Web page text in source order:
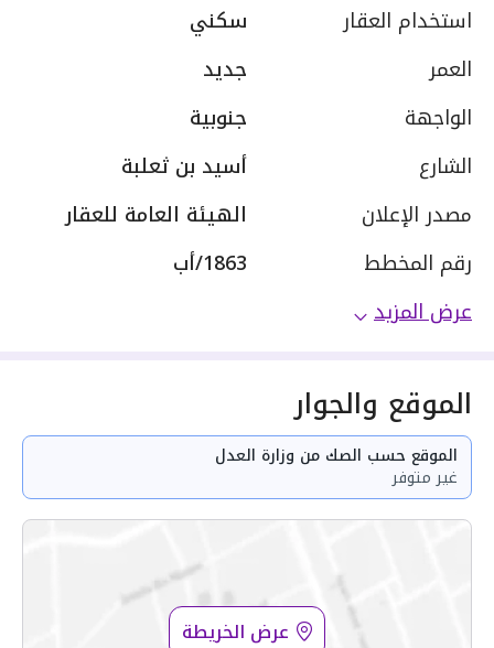
استخدام العقار
سكني
العمر
جديد
الواجهة
جنوبية
الشارع
أسيد بن ثعلبة
مصدر الإعلان
الهيئة العامة للعقار
رقم المخطط
1863/أب
عرض المزيد
الموقع والجوار
الموقع حسب الصك من وزارة العدل
غير متوفر
عرض الخريطة